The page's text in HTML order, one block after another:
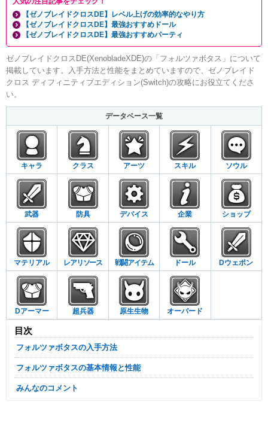
【ゼノブレイドクロスDE】レベル上げの効率的なやり方
【ゼノブレイドクロスDE】最強おすすめドール
【ゼノブレイドクロスDE】最強おすすめパーティ
ゼノブレイドクロスDE(XenobladeXDE)の「フォルツァボタス」について
掲載しています。入手方法と性能をまとめていますので、ゼノブレイド
クロス ディフィニティブエディション(Switch)の攻略にお役立てくださ
い。
データベース一覧
キャラ クラス アーツ スキル ソウル
武器 防具 デバイス 企業 ショップ
マテリアル レアリソース 戦闘アイテム ドール Dウェポン
Dアーマー 超兵器 原生生物 オーバード
目次
フォルツァボタスの入手方法
フォルツァボタスの基本情報と性能
みんなのコメント